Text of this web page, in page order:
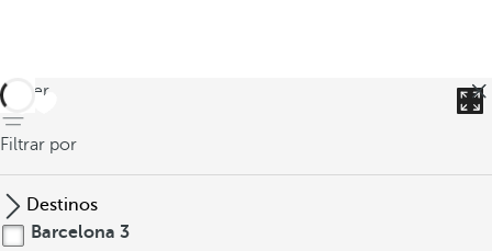
volver
Filtrar por
Destinos
Barcelona 3